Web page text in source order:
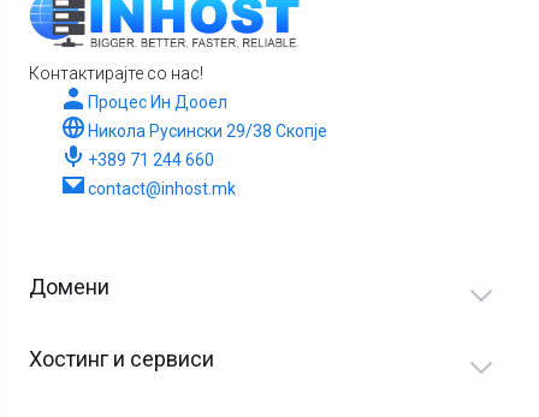
Контактирајте со нас!
Процес Ин Дооел
Никола Русински 29/38 Скопје
+389 71 244 660
contact@inhost.mk
Домени
Хостинг и сервиси